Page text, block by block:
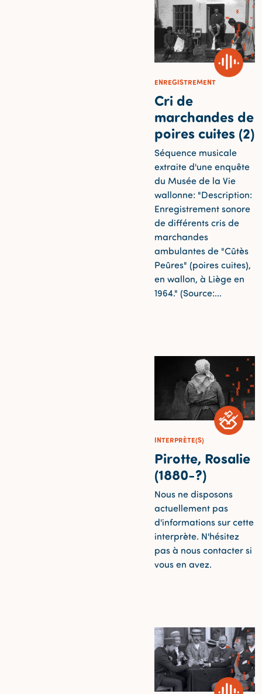
ENREGISTREMENT
Cri de
marchandes de
poires cuites (2)
Séquence musicale
extraite d'une enquête
du Musée de la Vie
wallonne: "Description:
Enregistrement sonore
de différents cris de
marchandes
ambulantes de "Cûtès
Peûres" (poires cuites),
en wallon, à Liège en
1964." (Source:...
INTERPRÈTE(S)
Pirotte, Rosalie
(1880-?)
Nous ne disposons
actuellement pas
d'informations sur cette
interprète. N'hésitez
pas à nous contacter si
vous en avez.